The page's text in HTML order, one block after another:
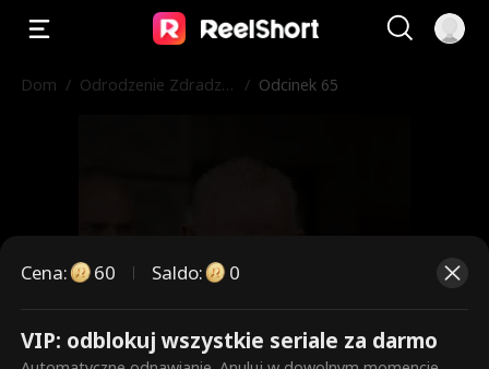
Dom / Odrodzenie Zdradzo
/ Odcinek 65
To są płatne odcinki. Odblokuj,
Cena: 60 Saldo: 0
VIP: odblokuj wszystkie seriale za darmo